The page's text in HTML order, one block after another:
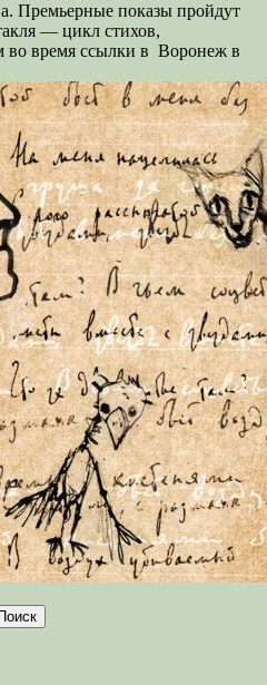
Премьерные показы пройдут
— цикл стихов,
время ссылки в Воронеж в